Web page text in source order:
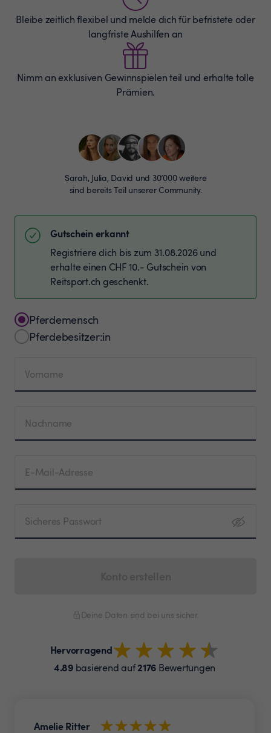
Bleibe zeitlich flexibel und melde dich für befristete oder
langfriste Aushilfen an
Nimm an exklusiven Gewinnspielen teil und erhalte tolle
Prämien.
Sarah, Julia, David und 30’000 weitere
sind bereits Teil unserer Community.
Gutschein erkannt
Registriere dich bis zum 31.08.2026 und
erhalte einen CHF 10.- Gutschein von
Reitsport.ch geschenkt.
Pferdemensch
Pferdebesitzer:in
Vorname
Nachname
E-Mail-Adresse
Sicheres Passwort
Deine Daten sind bei uns sicher.
Hervorragend
4.89basierend auf2176 Bewertungen
Amelie Ritter